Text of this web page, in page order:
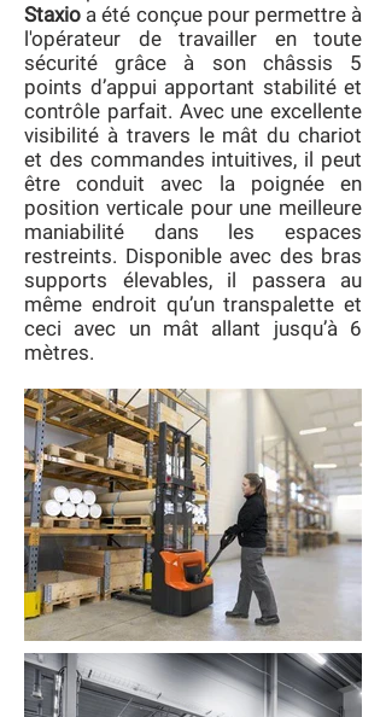
Staxio a été conçue pour permettre à
l'opérateur de travailler en toute
sécurité grâce à son châssis 5
points d’appui apportant stabilité et
contrôle parfait. Avec une excellente
visibilité à travers le mât du chariot
et des commandes intuitives, il peut
être conduit avec la poignée en
position verticale pour une meilleure
maniabilité dans les espaces
restreints. Disponible avec des bras
supports élevables, il passera au
même endroit qu’un transpalette et
ceci avec un mât allant jusqu’à 6
mètres.